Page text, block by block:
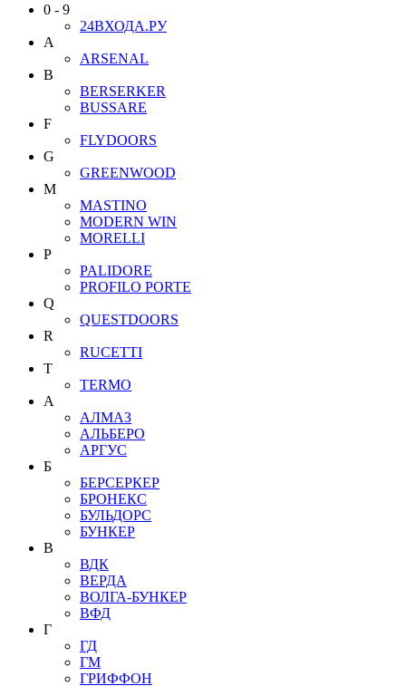
0 - 9
24ВХОДА.РУ
A
ARSENAL
B
BERSERKER
BUSSARE
F
FLYDOORS
G
GREENWOOD
M
MASTINO
MODERN WIN
MORELLI
P
PALIDORE
PROFILO PORTE
Q
QUESTDOORS
R
RUCETTI
T
TERMO
А
АЛМАЗ
АЛЬБЕРО
АРГУС
Б
БЕРСЕРКЕР
БРОНЕКС
БУЛЬДОРС
БУНКЕР
В
ВДК
ВЕРДА
ВОЛГА-БУНКЕР
ВФД
Г
ГД
ГМ
ГРИФФОН